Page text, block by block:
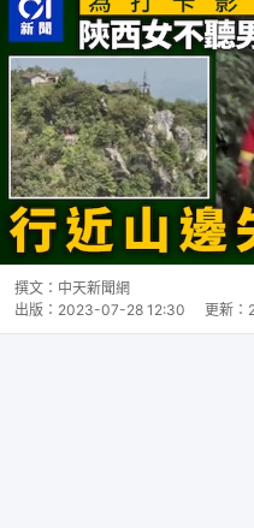
撰文： 中天新聞網
出版： 2023-07-28 12:30 更新：